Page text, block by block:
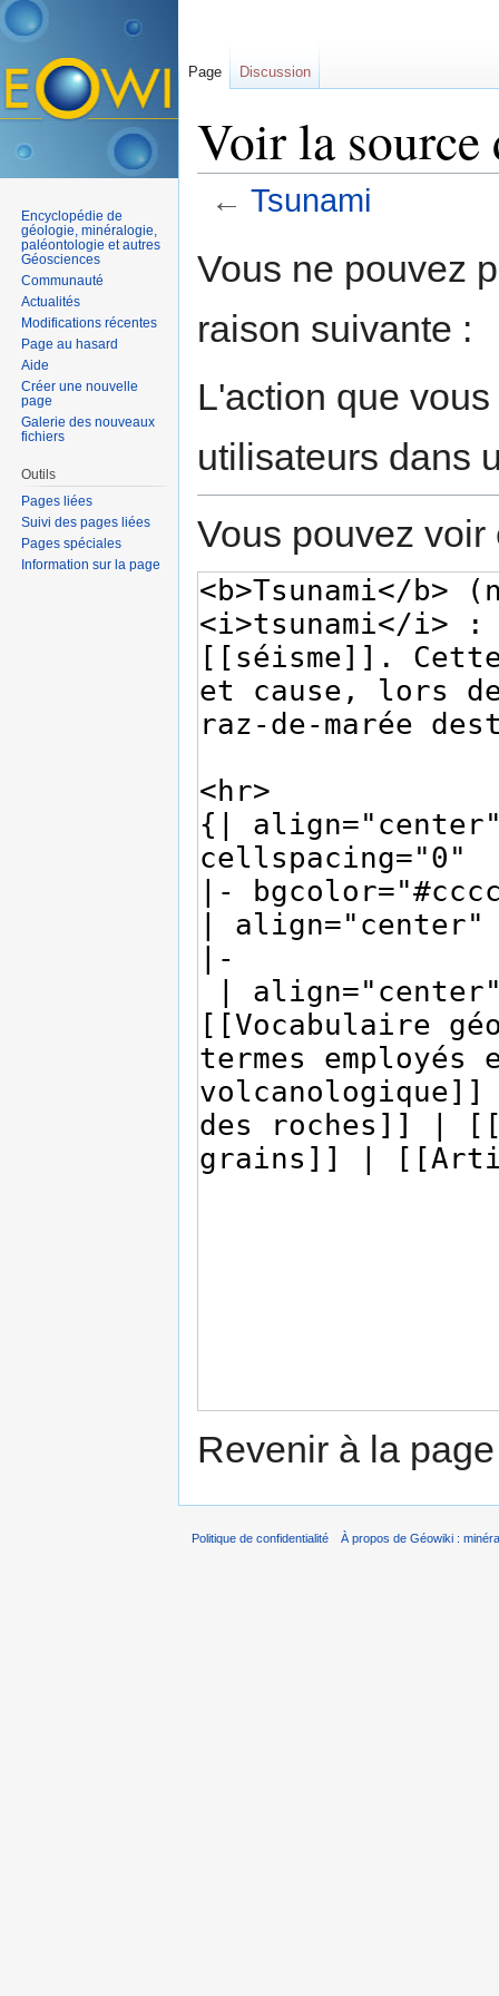
Voir la source
← Tsunami
Vous ne pouvez
raison suivante :
L'action que
utilisateurs dans
Vous pouvez
Revenir à la
Page Discussion
Encyclopédie de
géologie, minéralogie,
paléontologie et autres
Géosciences
Communauté
Actualités
Modifications récentes
Page au hasard
Aide
Créer une nouvelle
page
Galerie des nouveaux
fichiers
Outils
Pages liées
Suivi des pages liées
Pages spéciales
Information sur la page
Politique de confidentialité À propos de Géowiki :